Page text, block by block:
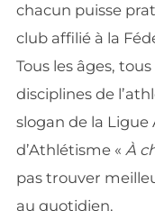
chacun puisse
club affilié à la
Tous les âges,
disciplines de
slogan de la
d’Athlétisme « À
pas trouver
au quotidien.